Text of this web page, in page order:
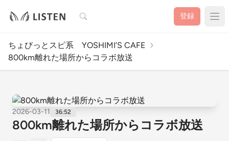
検索 登録
ちょびっとスピ系 YOSHIMI’S CAFE
800km離れた場所からコラボ放送
2026-03-11 36:52
800km離れた場所からコラボ放送